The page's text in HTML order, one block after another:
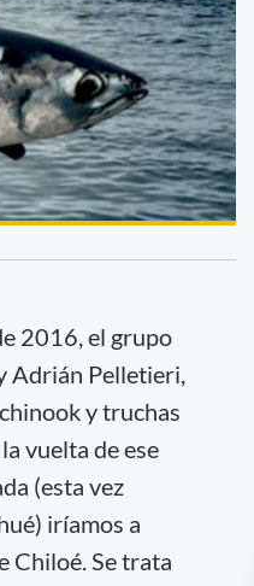
2016, el grupo
Adrián Pelletieri,
y truchas
vuelta de ese
(esta vez
iríamos a
Chiloé. Se trata